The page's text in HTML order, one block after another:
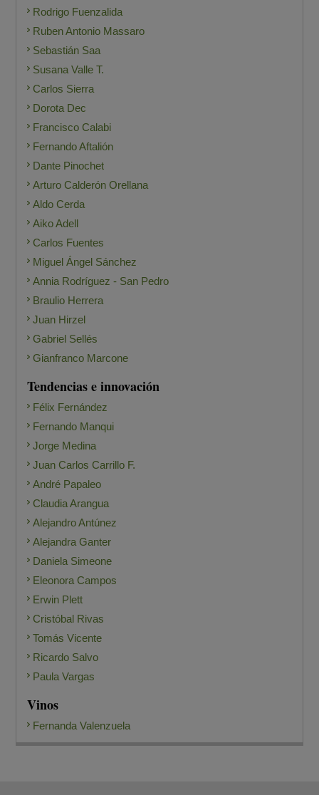
Rodrigo Fuenzalida
Ruben Antonio Massaro
Sebastián Saa
Susana Valle T.
Carlos Sierra
Dorota Dec
Francisco Calabi
Fernando Aftalión
Dante Pinochet
Arturo Calderón Orellana
Aldo Cerda
Aiko Adell
Carlos Fuentes
Miguel Ángel Sánchez
Annia Rodríguez - San Pedro
Braulio Herrera
Juan Hirzel
Gabriel Sellés
Gianfranco Marcone
Tendencias e innovación
Félix Fernández
Fernando Manqui
Jorge Medina
Juan Carlos Carrillo F.
André Papaleo
Claudia Arangua
Alejandro Antúnez
Alejandra Ganter
Daniela Simeone
Eleonora Campos
Erwin Plett
Cristóbal Rivas
Tomás Vicente
Ricardo Salvo
Paula Vargas
Vinos
Fernanda Valenzuela